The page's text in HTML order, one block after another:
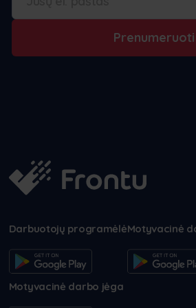
Prenumeruoti
Darbuotojų programėlėMotyvacinė
Motyvacinė darbo jėga